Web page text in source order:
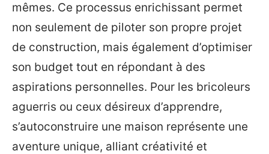
mêmes. Ce processus enrichissant permet
non seulement de piloter son propre projet
de construction, mais également d’optimiser
son budget tout en répondant à des
aspirations personnelles. Pour les bricoleurs
aguerris ou ceux désireux d’apprendre,
s’autoconstruire une maison représente une
aventure unique, alliant créativité et